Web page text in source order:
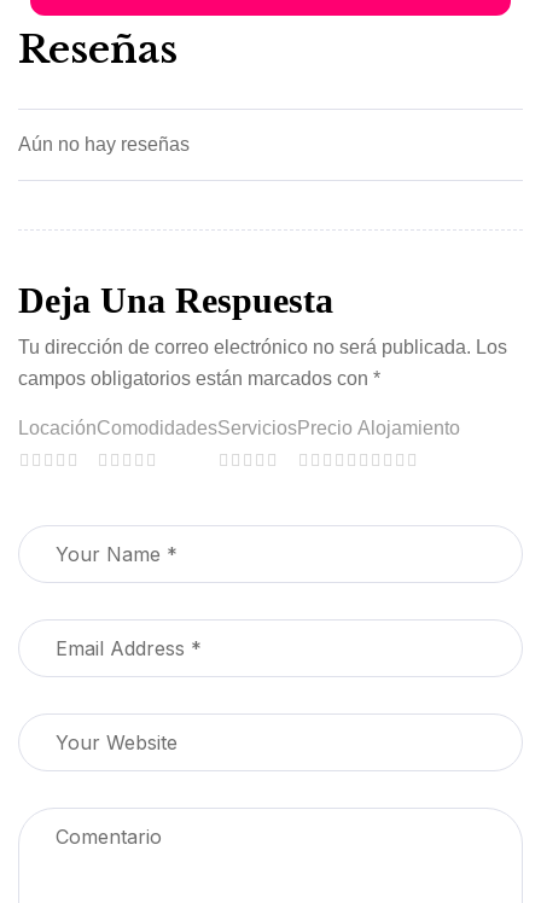
Reseñas
Aún no hay reseñas
Deja Una Respuesta
Tu dirección de correo electrónico no será publicada. Los
campos obligatorios están marcados con *
LocaciónComodidadesServiciosPrecio Alojamiento